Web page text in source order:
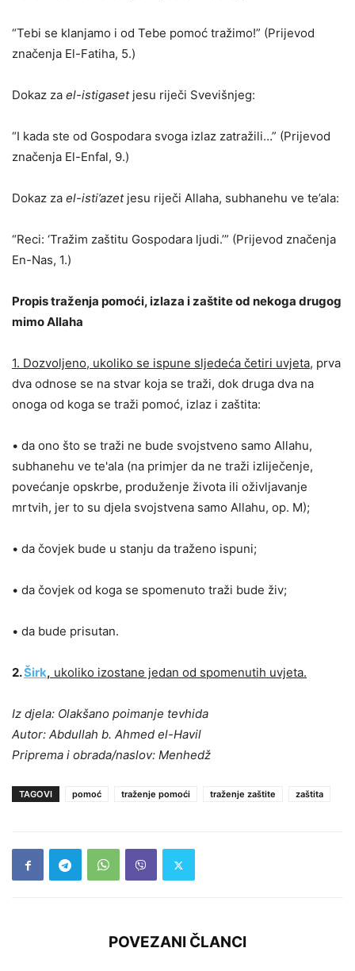
“Tebi se klanjamo i od Tebe pomoć tražimo!” (Prijevod
značenja El-Fatiha, 5.)
Dokaz za el-istigasetjesu riječi Svevišnjeg:
“I kada ste od Gospodara svoga izlaz zatražili…” (Prijevod
značenja El-Enfal, 9.)
Dokaz za el-isti’azetjesu riječi Allaha, subhanehu ve te’ala:
“Reci: ‘Tražim zaštitu Gospodara ljudi.’” (Prijevod značenja
En-Nas, 1.)
Propis traženja pomoći, izlaza i zaštite od nekoga drugog
mimo Allaha
1. Dozvoljeno, ukoliko se ispune sljedeća četiri uvjeta, prva
dva odnose se na stvar koja se traži, dok druga dva na
onoga od koga se traži pomoć, izlaz i zaštita:
• da ono što se traži ne bude svojstveno samo Allahu,
subhanehu ve te'ala (na primjer da ne traži izliječenje,
povećanje opskrbe, produženje života ili oživljavanje
mrtvih, jer to su djela svojstvena samo Allahu, op. M);
• da čovjek bude u stanju da traženo ispuni;
• da čovjek od koga se spomenuto traži bude živ;
• da bude prisutan.
2.Širk, ukoliko izostane jedan od spomenutih uvjeta.
Iz djela: Olakšano poimanje tevhida
Autor: Abdullah b. Ahmed el-Havil
Priprema i obrada/naslov: Menhedž
TAGOVI pomoć traženje pomoći traženje zaštite zaštita
POVEZANI ČLANCI